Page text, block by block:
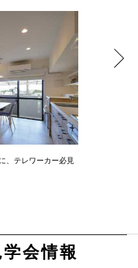
、テレワーカー必見
会情報